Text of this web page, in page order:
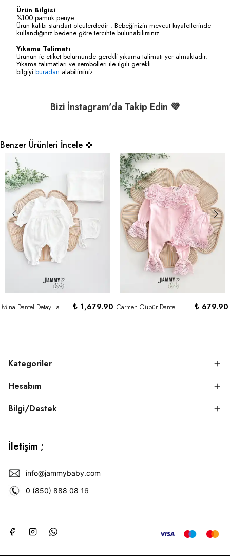
Ürün Bilgisi
%100 pamuk penye
Ürün kalıbı standart ölçülerdedir . Bebeğinizin mevcut kıyafetlerinde
kullandığınız bedene göre tercihte bulunabilirsiniz.
Yıkama Talimatı
Ürünün iç etiket bölümünde gerekli yıkama talimatı yer almaktadır.
Yıkama talimatları ve sembolleri ile ilgili gerekli
bilgiyi buradan alabilirsiniz.
Bizi İnstagram'da Takip Edin 💜
Benzer Ürünleri İncele 🍀
Mina Dantel Detay Laura Şapkalı Tulum / Battaniye Set-EKRU ₺ 1,679.90 Carmen Güpür Dantel Laura Şapkalı Tulum Set-PEMBE ₺ 679.90
Kategoriler
Hesabım
Bilgi/Destek
İletişim ;
info@jammybaby.com
0 (850) 888 08 16